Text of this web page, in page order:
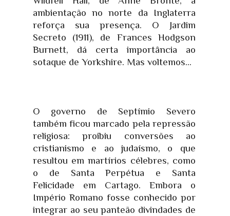
ambientação no norte da Inglaterra
reforça sua presença. O Jardim
Secreto (1911), de Frances Hodgson
Burnett, dá certa importância ao
sotaque de Yorkshire. Mas voltemos...
O governo de Septímio Severo
também ficou marcado pela repressão
religiosa: proibiu conversões ao
cristianismo e ao judaísmo, o que
resultou em martírios célebres, como
o de Santa Perpétua e Santa
Felicidade em Cartago. Embora o
Império Romano fosse conhecido por
integrar ao seu panteão divindades de